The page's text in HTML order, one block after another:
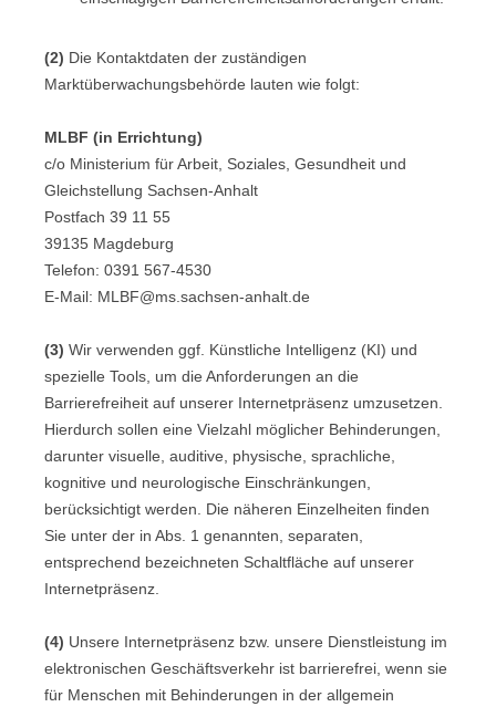
(2) Die Kontaktdaten der zuständigen
Marktüberwachungsbehörde lauten wie folgt:
MLBF (in Errichtung)
c/o Ministerium für Arbeit, Soziales, Gesundheit und
Gleichstellung Sachsen-Anhalt
Postfach 39 11 55
39135 Magdeburg
Telefon: 0391 567-4530
E-Mail: MLBF@ms.sachsen-anhalt.de
(3) Wir verwenden ggf. Künstliche Intelligenz (KI) und
spezielle Tools, um die Anforderungen an die
Barrierefreiheit auf unserer Internetpräsenz umzusetzen.
Hierdurch sollen eine Vielzahl möglicher Behinderungen,
darunter visuelle, auditive, physische, sprachliche,
kognitive und neurologische Einschränkungen,
berücksichtigt werden. Die näheren Einzelheiten finden
Sie unter der in Abs. 1 genannten, separaten,
entsprechend bezeichneten Schaltfläche auf unserer
Internetpräsenz.
(4) Unsere Internetpräsenz bzw. unsere Dienstleistung im
elektronischen Geschäftsverkehr ist barrierefrei, wenn sie
für Menschen mit Behinderungen in der allgemein